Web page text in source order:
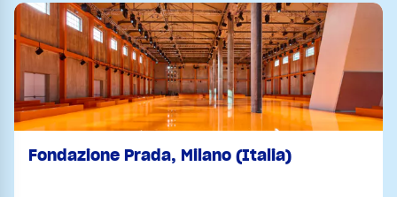
Fondazione Prada, Milano (Italia)